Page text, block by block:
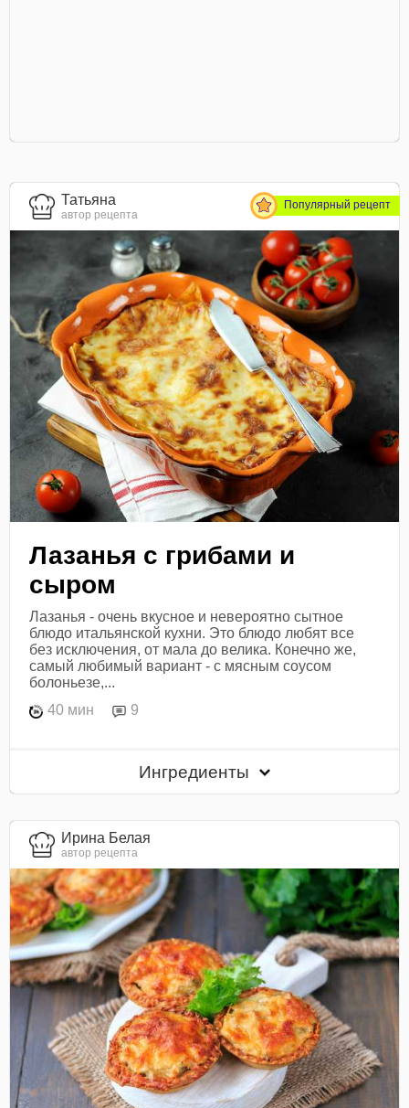
Татьяна
автор рецепта
Популярный рецепт
Лазанья с грибами и
сыром
Лазанья - очень вкусное и невероятно сытное
блюдо итальянской кухни. Это блюдо любят все
без исключения, от мала до велика. Конечно же,
самый любимый вариант - с мясным соусом
болоньезе,...
40 мин
9
Ингредиенты
Ирина Белая
автор рецепта